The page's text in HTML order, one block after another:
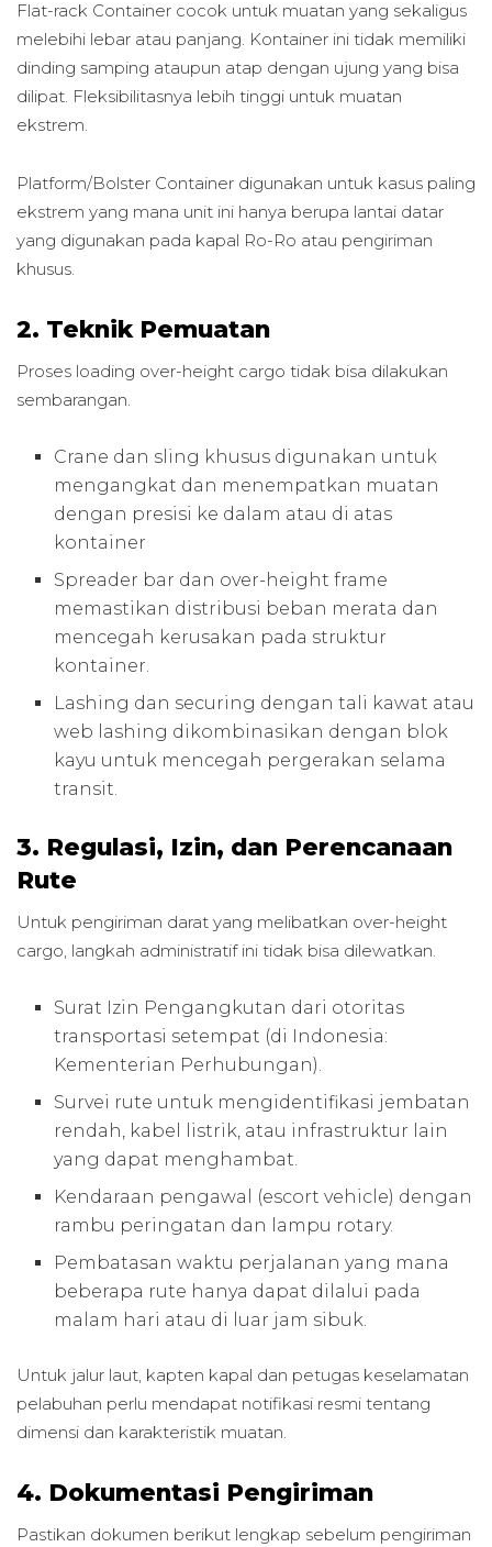
Flat-rack Container cocok untuk muatan yang sekaligus
melebihi lebar atau panjang. Kontainer ini tidak memiliki
dinding samping ataupun atap dengan ujung yang bisa
dilipat. Fleksibilitasnya lebih tinggi untuk muatan
ekstrem.
Platform/Bolster Container digunakan untuk kasus paling
ekstrem yang mana unit ini hanya berupa lantai datar
yang digunakan pada kapal Ro-Ro atau pengiriman
khusus.
2. Teknik Pemuatan
Proses loading over-height cargo tidak bisa dilakukan
sembarangan.
Crane dan sling khusus digunakan untuk
mengangkat dan menempatkan muatan
dengan presisi ke dalam atau di atas
kontainer
Spreader bar dan over-height frame
memastikan distribusi beban merata dan
mencegah kerusakan pada struktur
kontainer.
Lashing dan securing dengan tali kawat atau
web lashing dikombinasikan dengan blok
kayu untuk mencegah pergerakan selama
transit.
3. Regulasi, Izin, dan Perencanaan
Rute
Untuk pengiriman darat yang melibatkan over-height
cargo, langkah administratif ini tidak bisa dilewatkan.
Surat Izin Pengangkutan dari otoritas
transportasi setempat (di Indonesia:
Kementerian Perhubungan).
Survei rute untuk mengidentifikasi jembatan
rendah, kabel listrik, atau infrastruktur lain
yang dapat menghambat.
Kendaraan pengawal (escort vehicle) dengan
rambu peringatan dan lampu rotary.
Pembatasan waktu perjalanan yang mana
beberapa rute hanya dapat dilalui pada
malam hari atau di luar jam sibuk.
Untuk jalur laut, kapten kapal dan petugas keselamatan
pelabuhan perlu mendapat notifikasi resmi tentang
dimensi dan karakteristik muatan.
4. Dokumentasi Pengiriman
Pastikan dokumen berikut lengkap sebelum pengiriman